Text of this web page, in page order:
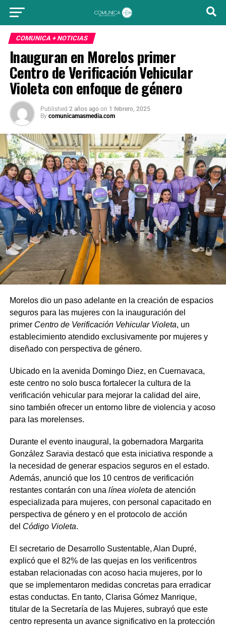
COMUNICA + NOTICIAS
Inauguran en Morelos primer
Centro de Verificación Vehicular
Violeta con enfoque de género
Published 2 años ago on 1 febrero, 2025
By comunicamasmedia.com
Morelos dio un paso adelante en la creación de espacios
seguros para las mujeres con la inauguración del
primer Centro de Verificación Vehicular Violeta, un
establecimiento atendido exclusivamente por mujeres y
diseñado con perspectiva de género.
Ubicado en la avenida Domingo Diez, en Cuernavaca,
este centro no solo busca fortalecer la cultura de la
verificación vehicular para mejorar la calidad del aire,
sino también ofrecer un entorno libre de violencia y acoso
para las morelenses.
Durante el evento inaugural, la gobernadora Margarita
González Saravia destacó que esta iniciativa responde a
la necesidad de generar espacios seguros en el estado.
Además, anunció que los 10 centros de verificación
restantes contarán con una línea violeta de atención
especializada para mujeres, con personal capacitado en
perspectiva de género y en el protocolo de acción
del Código Violeta.
El secretario de Desarrollo Sustentable, Alan Dupré,
explicó que el 82% de las quejas en los verificentros
estaban relacionadas con acoso hacia mujeres, por lo
que se implementaron medidas concretas para erradicar
estas conductas. En tanto, Clarisa Gómez Manrique,
titular de la Secretaría de las Mujeres, subrayó que este
centro representa un avance significativo en la protección